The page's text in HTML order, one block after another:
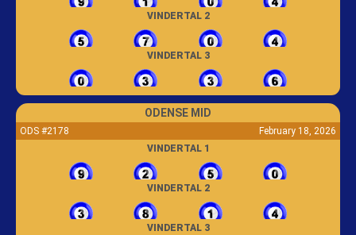
VINDERTAL 2
VINDERTAL 3
ODENSE MID
ODS #2178
February 18, 2026
VINDERTAL 1
VINDERTAL 2
VINDERTAL 3